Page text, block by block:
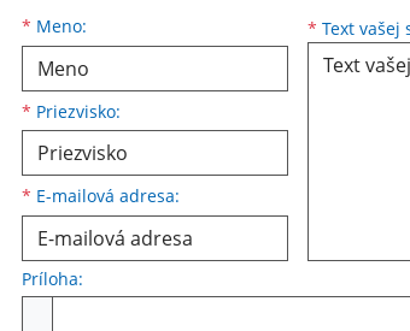
* Meno:
Meno
* Priezvisko:
Priezvisko
* E-mailová adresa:
E-mailová adresa * Text vašej
Príloha: